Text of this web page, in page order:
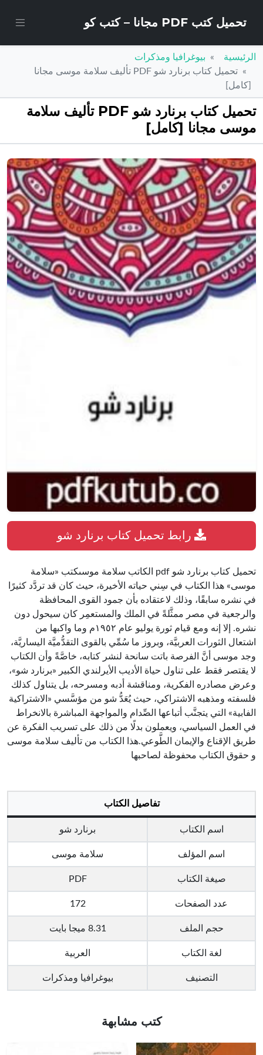
تحميل كتب PDF مجانا – كتب كو
الرئيسية
بيوغرافيا ومذكرات
تحميل كتاب برنارد شو PDF تأليف سلامة موسى مجانا
[كامل]
تحميل كتاب برنارد شو PDF تأليف سلامة
موسى مجانا [كامل]
تحميل كتاب برنارد شو pdf الكاتب سلامة موسىكتب «سلامة
موسى» هذا الكتاب في سِني حياته الأخيرة، حيث كان قد تردَّد كثيرًا
في نشره سابقًا، وذلك لاعتقاده بأن جمود القوى المحافظة
والرجعية في مصر ممثَّلةً في الملك والمستعمِر كان سيحول دون
نشره. إلا إنه ومع قيام ثورة يوليو عام ١٩٥٢م وما واكبها من
اشتعال الثورات العربيَّة، وبروز ما سُمِّي بالقوى التقدُّميَّة اليساريَّة،
وجد موسى أنَّ الفرصة باتت سانحة لنشر كتابه، خاصَّةً وأن الكتاب
لا يقتصر فقط على تناول حياة الأديب الأيرلندي الكبير «برنارد شو»،
وعرض مصادره الفكرية، ومناقشة أدبه ومسرحه، بل يتناول كذلك
فلسفته ومذهبه الاشتراكي، حيث يُعَدُّ شو من مؤسَّسي «الاشتراكية
الفابية» التي يتجنَّب أتباعها الصِّدام والمواجهة المباشرة بالانخراط
في العمل السياسي، ويعملون بدلًا من ذلك على تسريب الفكرة عن
طريق الإقناع والإيمان الطَّوعي.هذا الكتاب من تأليف سلامة موسى
و حقوق الكتاب محفوظة لصاحبها
تفاصيل الكتاب
اسم الكتاب برنارد شو
اسم المؤلف سلامة موسى
صيغة الكتاب PDF
عدد الصفحات 172
حجم الملف 8.31 ميجا بايت
لغة الكتاب العربية
التصنيف بيوغرافيا ومذكرات
كتب مشابهة